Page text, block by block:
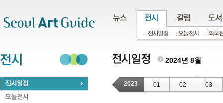
2024년 8월
2023 01 02 03